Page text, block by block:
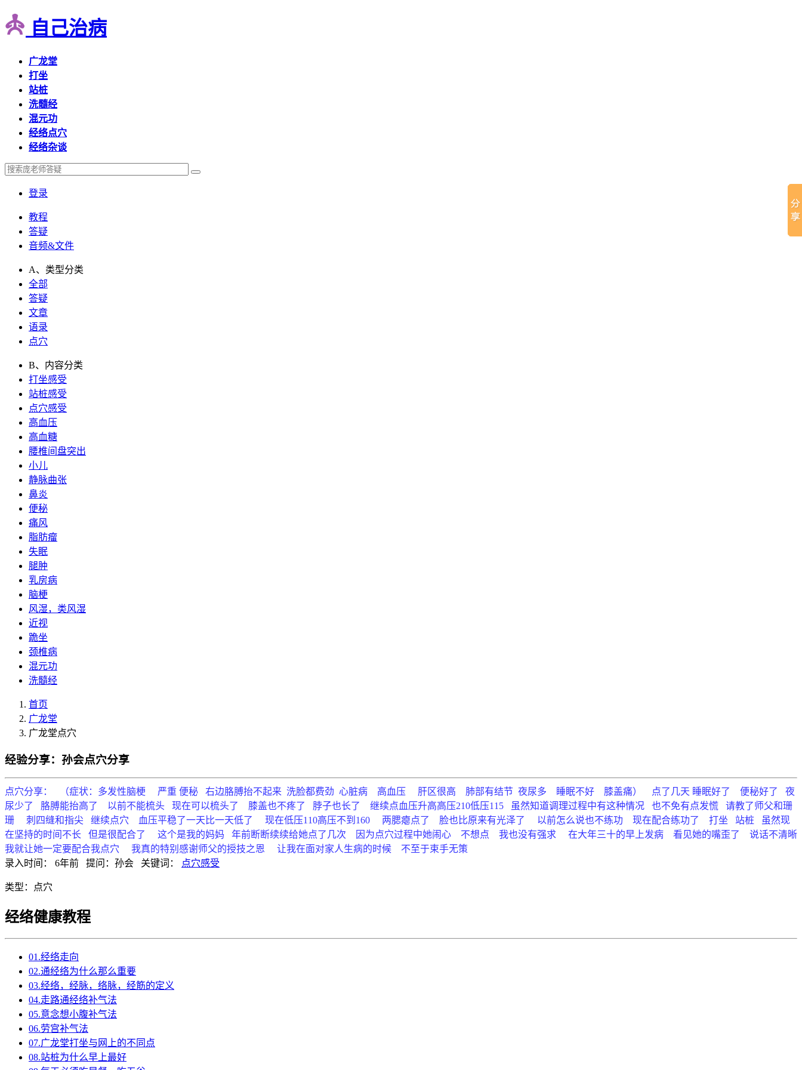
自己治病
广龙堂
打坐
站桩
洗髓经
混元功
经络点穴
经络杂谈
登录
教程
答疑
音频&文件
A、类型分类
全部
答疑
文章
语录
点穴
B、内容分类
打坐感受
站桩感受
点穴感受
高血压
高血糖
腰椎间盘突出
小儿
静脉曲张
鼻炎
便秘
痛风
脂肪瘤
失眠
腿肿
乳房病
脑梗
风湿，类风湿
近视
跪坐
颈椎病
混元功
洗髓经
首页
广龙堂
广龙堂点穴
经验分享：孙会点穴分享
点穴分享： （症状：多发性脑梗 严重 便秘 右边胳膊抬不起来 洗脸都费劲 心脏病 高血压 肝区很高 肺部有结节 夜尿多 睡眠不好 膝盖痛） 点了几天 睡眠好了 便秘好了 夜
尿少了 胳膊能抬高了 以前不能梳头 现在可以梳头了 膝盖也不疼了 脖子也长了 继续点血压升高高压210低压115 虽然知道调理过程中有这种情况 也不免有点发慌 请教了师父和珊
珊 刺四缝和指尖 继续点穴 血压平稳了一天比一天低了 现在低压110高压不到160 两腮瘪点了 脸也比原来有光泽了 以前怎么说也不练功 现在配合练功了 打坐 站桩 虽然现
在坚持的时间不长 但是很配合了 这个是我的妈妈 年前断断续续给她点了几次 因为点穴过程中她闹心 不想点 我也没有强求 在大年三十的早上发病 看见她的嘴歪了 说话不清晰
我就让她一定要配合我点穴 我真的特别感谢师父的授技之恩 让我在面对家人生病的时候 不至于束手无策
录入时间：
6年前 提问： 孙会 关键词： 点穴感受
类型： 点穴
经络健康教程
01.经络走向
02.通经络为什么那么重要
03.经络，经脉，络脉，经筋的定义
04.走路通经络补气法
05.意念想小腹补气法
06.劳宫补气法
07.广龙堂打坐与网上的不同点
08.站桩为什么早上最好